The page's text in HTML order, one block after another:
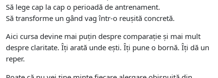
Să lege cap la cap o perioadă de antrenament.
Să transforme un gând vag într-o reușită concretă.
Aici cursa devine mai puțin despre comparație și mai mult
despre claritate. Îți arată unde ești. Îți pune o bornă. Îți dă un
reper.